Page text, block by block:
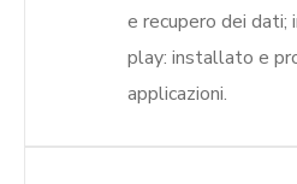
e recupero dei dati;
play: installato e
applicazioni.